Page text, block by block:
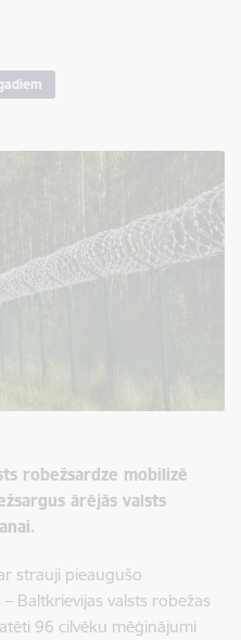
robežsardze mobilizē
ārējās valsts
strauji pieaugušo
Baltkrievijas valsts robežas
96 cilvēku mēģinājumi